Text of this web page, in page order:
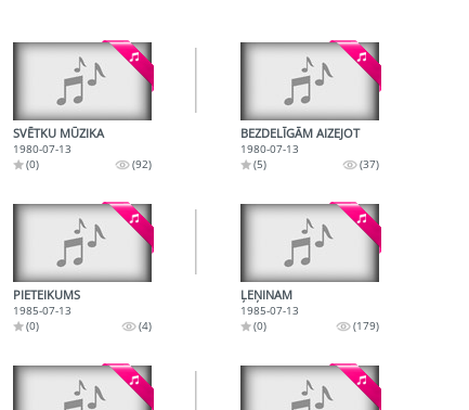
SVĒTKU MŪZIKA
1980-07-13
(0)
(92)
BEZDELĪGĀM AIZEJOT
1980-07-13
(5)
(37)
PIETEIKUMS
1985-07-13
(0)
(4)
ĻEŅINAM
1985-07-13
(0)
(179)